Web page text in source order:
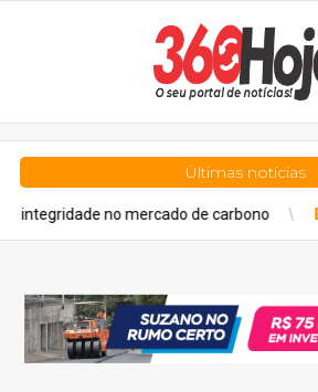
Últimas notícias
no mercado de carbono Economia